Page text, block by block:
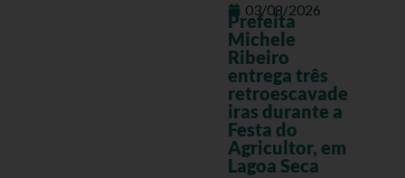
03/08/2026
Prefeita
Michele
Ribeiro
entrega três
retroescavade
iras durante a
Festa do
Agricultor, em
Lagoa Seca